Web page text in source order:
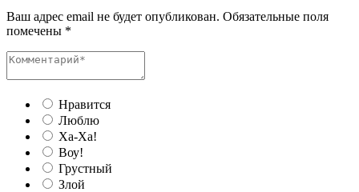
Ваш адрес email не будет опубликован. Обязательные поля
помечены *
Нравится
Люблю
Ха-Ха!
Воу!
Грустный
Злой